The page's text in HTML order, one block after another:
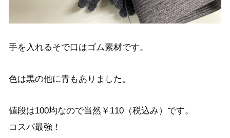
手を入れるそで口はゴム素材です。
色は黒の他に青もありました。
値段は100均なので当然￥110（税込み）です。
コスパ最強！